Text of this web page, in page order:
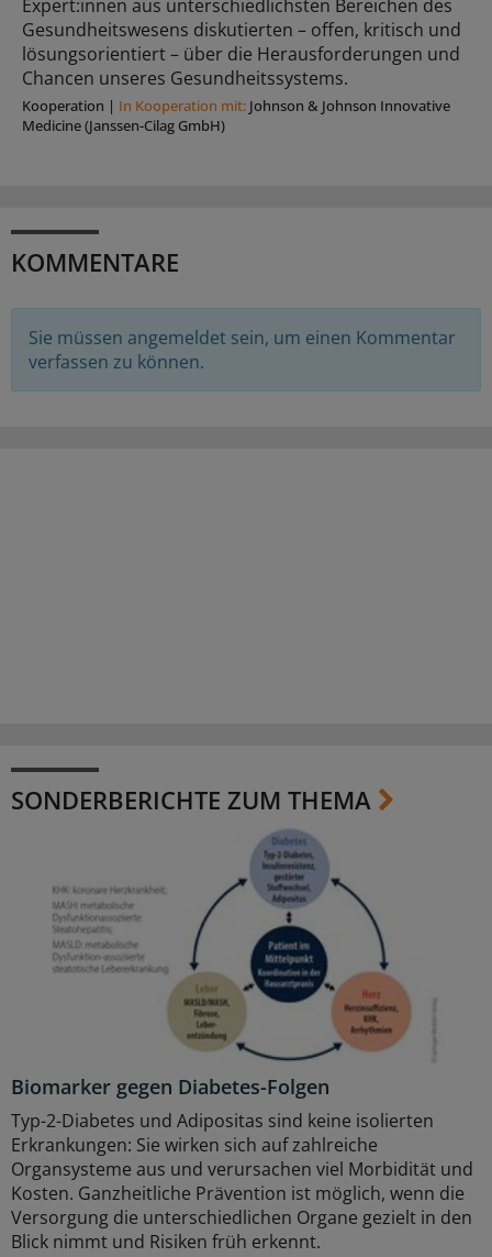
Expert:innen aus unterschiedlichsten Bereichen des
Gesundheitswesens diskutierten – offen, kritisch und
lösungsorientiert – über die Herausforderungen und
Chancen unseres Gesundheitssystems.
Kooperation | In Kooperation mit: Johnson & Johnson Innovative
Medicine (Janssen-Cilag GmbH)
KOMMENTARE
Sie müssen angemeldet sein, um einen Kommentar
verfassen zu können.
SONDERBERICHTE ZUM THEMA
Biomarker gegen Diabetes-Folgen
Typ-2-Diabetes und Adipositas sind keine isolierten
Erkrankungen: Sie wirken sich auf zahlreiche
Organsysteme aus und verursachen viel Morbidität und
Kosten. Ganzheitliche Prävention ist möglich, wenn die
Versorgung die unterschiedlichen Organe gezielt in den
Blick nimmt und Risiken früh erkennt.